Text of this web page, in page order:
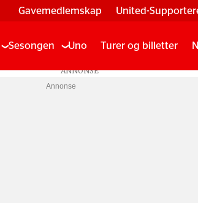
Gavemedlemskap United-
Sesongen Uno Turer og billetter
Annonse